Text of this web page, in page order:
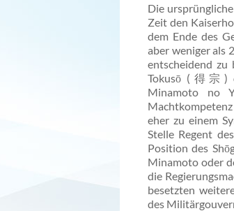
Die
Zeit den
dem Ende des
aber weniger als
entscheidend zu
Tokusō (得宗)
Minamoto no
eher zu einem
Stelle Regent
Position des
Minamoto oder
die
besetzten
des